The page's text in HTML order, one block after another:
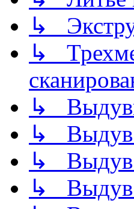
↳
↳
↳
↳ Выдув
↳ Выдув
↳ Выдув